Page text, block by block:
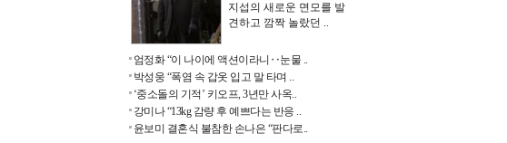
지섭의 새로운 면모를 발
견하고 깜짝 놀랐던 ..
엄정화 “이 나이에 액션이라니‥눈물 ..
박성웅 “폭염 속 갑옷 입고 말 타며 ..
‘중소돌의 기적’ 키오프, 3년만 사옥..
강미나 “13kg 감량 후 예쁘다는 반응 ..
윤보미 결혼식 불참한 손나은 “판다로..